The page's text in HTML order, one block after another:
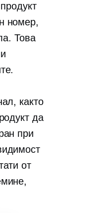
номер,
Това
както
да
при
от